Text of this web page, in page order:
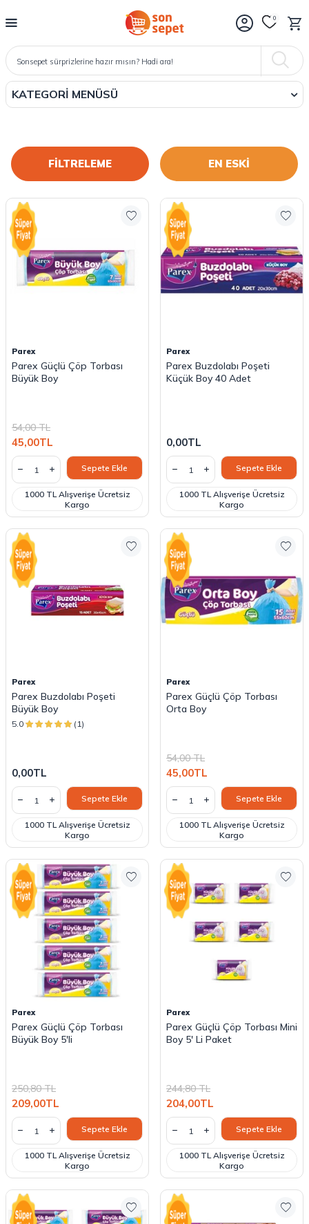
0
KATEGORI MENÜSÜ
FİLTRELEME
Parex
Parex Güçlü Çöp Torbası
Büyük Boy
54,00TL
45,00TL
Sepete Ekle
1000 TL Alışverişe Ücretsiz
Kargo
Parex
Parex Buzdolabı Poşeti
Küçük Boy 40 Adet
0,00TL
Sepete Ekle
1000 TL Alışverişe Ücretsiz
Kargo
Parex
Parex Buzdolabı Poşeti
Büyük Boy
5.0 (1)
0,00TL
Sepete Ekle
1000 TL Alışverişe Ücretsiz
Kargo
Parex
Parex Güçlü Çöp Torbası
Orta Boy
54,00TL
45,00TL
Sepete Ekle
1000 TL Alışverişe Ücretsiz
Kargo
Parex
Parex Güçlü Çöp Torbası
Büyük Boy 5'li
250,80TL
209,00TL
Sepete Ekle
1000 TL Alışverişe Ücretsiz
Kargo
Parex
Parex Güçlü Çöp Torbası Mini
Boy 5' Li Paket
244,80TL
204,00TL
Sepete Ekle
1000 TL Alışverişe Ücretsiz
Kargo